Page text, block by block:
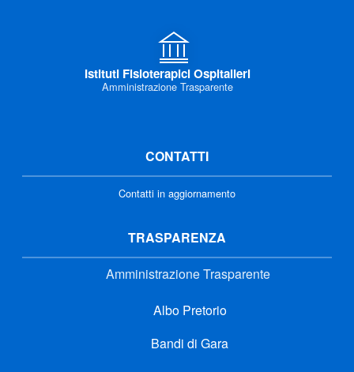
Istituti Fisioterapici Ospitalieri
Amministrazione Trasparente
CONTATTI
Contatti in aggiornamento
TRASPARENZA
Amministrazione Trasparente
Albo Pretorio
Bandi di Gara